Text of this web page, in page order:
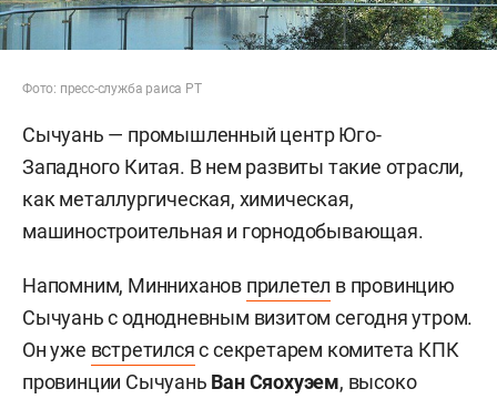
Фото: пресс-служба раиса РТ
Сычуань — промышленный центр Юго-
Западного Китая. В нем развиты такие отрасли,
как металлургическая, химическая,
машиностроительная и горнодобывающая.
Напомним, Минниханов прилетел в провинцию
Сычуань с однодневным визитом сегодня утром.
Он уже встретилсяс секретарем комитета КПК
провинции Сычуань Ван Сяохуэем, высоко